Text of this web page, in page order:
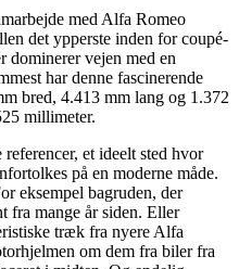
med Alfa Romeo
det ypperste inden for coupé-
dominerer vejen med en
har denne fascinerende
bred, 4.413 mm lang og 1.372
millimeter.
et ideelt sted hvor
på en moderne måde.
eksempel bagruden, der
fra mange år siden. Eller
træk fra nyere Alfa
om dem fra biler fra